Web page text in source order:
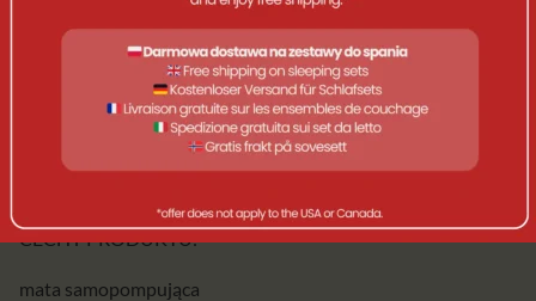
napompowywać, co jest szczególnie wygodne, zwłaszcza gdy
nie ma dostępu do zewnętrznej pompki powietrza.
Dodatkowo, maty te często posiadają konstrukcję
zapewniającą izolację termiczną, co pomaga utrzymać ciepło
ciała podczas chłodniejszych nocy pod namiotem. 7,5 cm to
CECHY PRODUKTU:
mata samopompująca